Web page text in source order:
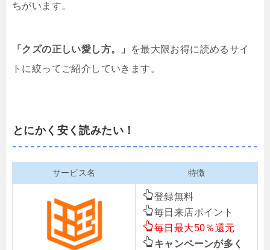
ちがいます。
「クズの正しい愛し方。」
を最大限お得に読めるサイ
トに絞ってご紹介していきます。
とにかく安く読みたい！
サービス名 特徴
登録無料
毎日来店ポイント
毎日最大50％還元
キャンペーンが多く